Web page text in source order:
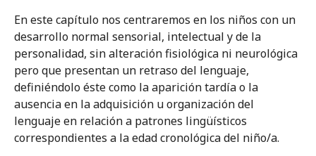
El retraso en el lenguaje
Diagnóstico básico de las cefaleas
El niño con catarros de repetición
About
Editor & Autores
En este capítulo nos centraremos en los niños con un
desarrollo normal sensorial, intelectual y de la
personalidad, sin alteración fisiológica ni neurológica
pero que presentan un retraso del lenguaje,
definiéndolo éste como la aparición tardía o la
ausencia en la adquisición u organización del
lenguaje en relación a patrones lingüísticos
correspondientes a la edad cronológica del niño/a.